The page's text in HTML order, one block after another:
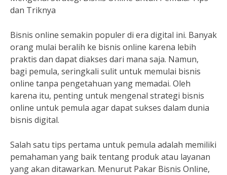
dan Triknya
Bisnis online semakin populer di era digital ini. Banyak
orang mulai beralih ke bisnis online karena lebih
praktis dan dapat diakses dari mana saja. Namun,
bagi pemula, seringkali sulit untuk memulai bisnis
online tanpa pengetahuan yang memadai. Oleh
karena itu, penting untuk mengenal strategi bisnis
online untuk pemula agar dapat sukses dalam dunia
bisnis digital.
Salah satu tips pertama untuk pemula adalah memiliki
pemahaman yang baik tentang produk atau layanan
yang akan ditawarkan. Menurut Pakar Bisnis Online,